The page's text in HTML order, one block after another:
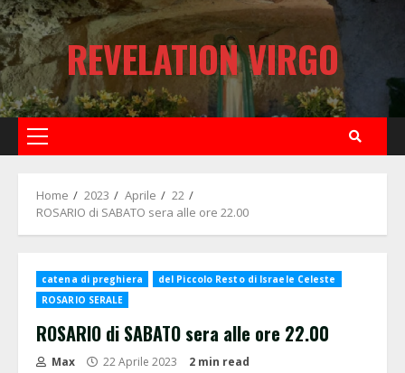
Skip
to
content
REVELATION VIRGO
Primary
Home 2023 Aprile
22
ROSARIO di SABATO sera alle ore 22.00
catena di preghiera
del Piccolo Resto di Israele Celeste
ROSARIO SERALE
ROSARIO di SABATO sera alle ore 22.00
Max 22 Aprile 2023 2 min read